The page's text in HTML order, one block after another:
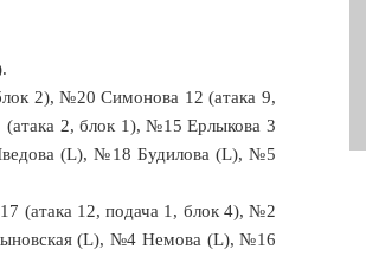
2), №20 Симонова 12 (атака 9,
2, блок 1), №15 Ерлыкова 3
(L), №18 Будилова (L), №5
(атака 12, подача 1, блок 4), №2
(L), №4 Немова (L), №16